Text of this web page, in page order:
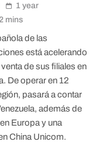
1 year
2 mins
de las
está acelerando
de sus filiales en
De operar en 12
pasará a contar
además de
Europa y una
China Unicom.